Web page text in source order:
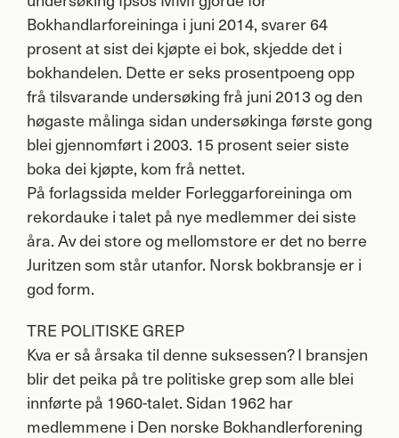
Bokhandlarforeininga i juni 2014, svarer 64
prosent at sist dei kjøpte ei bok, skjedde det i
bokhandelen. Dette er seks prosentpoeng opp
frå tilsvarande undersøking frå juni 2013 og den
høgaste målinga sidan undersøkinga første gong
blei gjennomført i 2003. 15 prosent seier siste
boka dei kjøpte, kom frå nettet.
På forlagssida melder Forleggarforeininga om
rekordauke i talet på nye medlemmer dei siste
åra. Av dei store og mellomstore er det no berre
Juritzen som står utanfor. Norsk bokbransje er i
god form.
TRE POLITISKEGREP
Kva er så årsaka til denne suksessen? I bransjen
blir det peika på tre politiske grep som alle blei
innførte på 1960-talet. Sidan 1962 har
medlemmene i Den norske Bokhandlerforening